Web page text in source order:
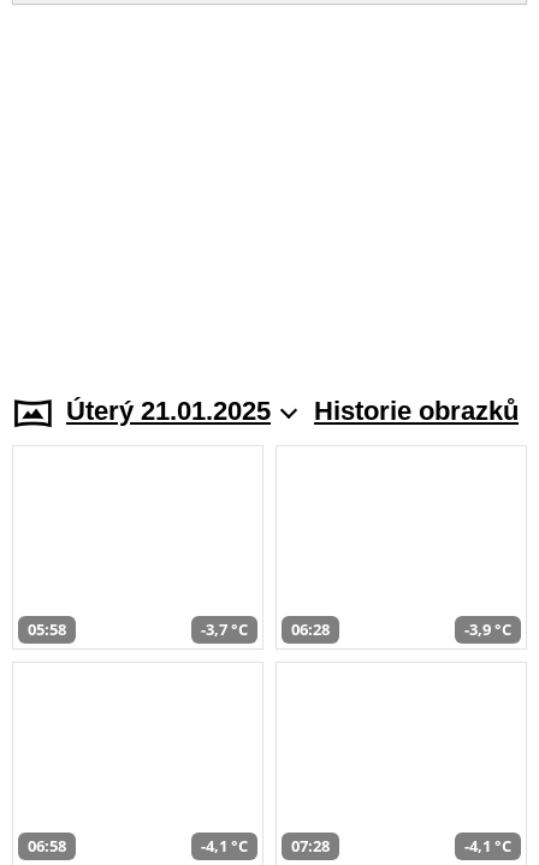
Úterý 21.01.2025 Historie obrazků
05:58 -3,7 °C 06:28 -3,9 °C
06:58 -4,1 °C 07:28 -4,1 °C